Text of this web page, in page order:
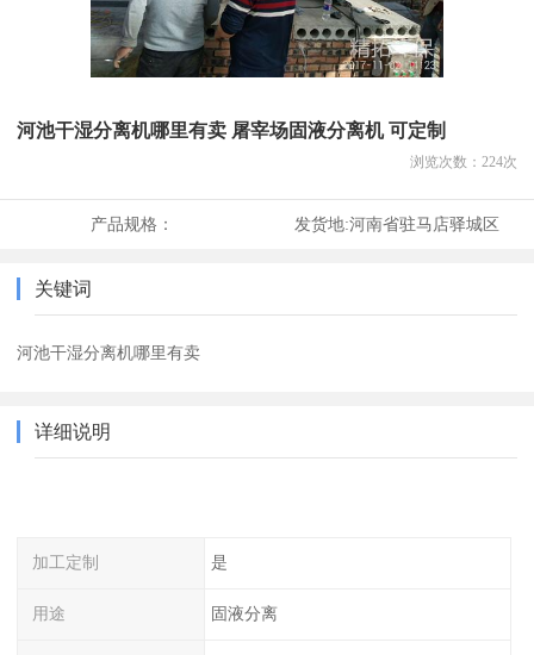
河池干湿分离机哪里有卖 屠宰场固液分离机 可定制
浏览次数： 224次
产品规格： 发货地:河南省驻马店驿城区
关键词
河池干湿分离机哪里有卖
详细说明
加工定制 是
用途 固液分离